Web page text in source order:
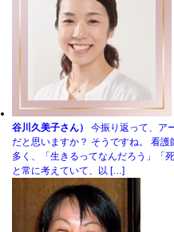
谷川久美子さん）
今振り返って、ア
だと思いますか？ そうですね。 看
多く、「生きるってなんだろう」「
と常に考えていて、以 […]